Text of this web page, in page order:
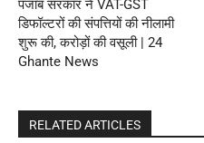
पंजाब सरकार ने VAT-GST
डिफॉल्टरों की संपत्तियों की नीलामी
शुरू की, करोड़ों की वसूली | 24
Ghante News
RELATED ARTICLES